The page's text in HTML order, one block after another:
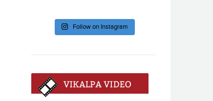
Follow on Instagram